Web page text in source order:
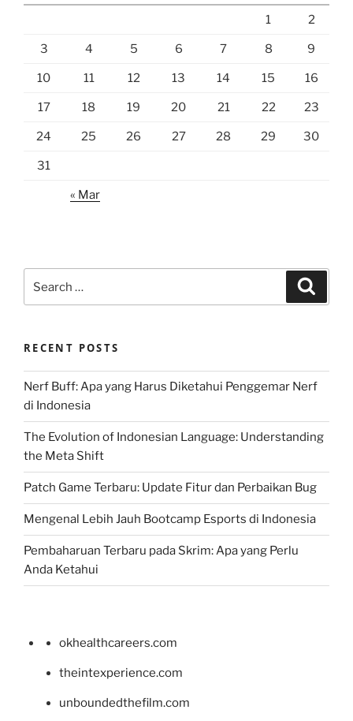
1 2
3 4 5 6 7 8 9
10 11 12 13 14 15 16
17 18 19 20 21 22 23
24 25 26 27 28 29 30
31
« Mar
for:
RECENT POSTS
Nerf Buff: Apa yang Harus Diketahui Penggemar Nerf
di Indonesia
The Evolution of Indonesian Language: Understanding
the Meta Shift
Patch Game Terbaru: Update Fitur dan Perbaikan Bug
Mengenal Lebih Jauh Bootcamp Esports di Indonesia
Pembaharuan Terbaru pada Skrim: Apa yang Perlu
Anda Ketahui
okhealthcareers.com
theintexperience.com
unboundedthefilm.com